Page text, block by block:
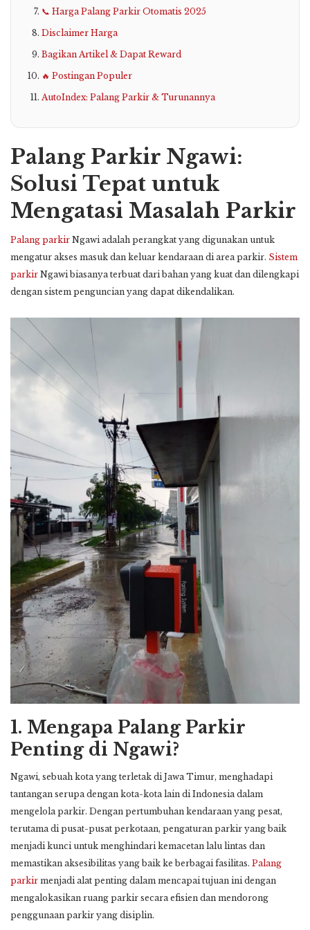
📞 Harga Palang Parkir Otomatis 2025
Disclaimer Harga
Bagikan Artikel & Dapat Reward
🔥 Postingan Populer
AutoIndex: Palang Parkir & Turunannya
Palang Parkir Ngawi:
Solusi Tepat untuk
Mengatasi Masalah Parkir
Palang parkir Ngawi adalah perangkat yang digunakan untuk
mengatur akses masuk dan keluar kendaraan di area parkir. Sistem
parkir Ngawi biasanya terbuat dari bahan yang kuat dan dilengkapi
dengan sistem penguncian yang dapat dikendalikan.
1. Mengapa Palang Parkir
Penting di Ngawi?
Ngawi, sebuah kota yang terletak di Jawa Timur, menghadapi
tantangan serupa dengan kota-kota lain di Indonesia dalam
mengelola parkir. Dengan pertumbuhan kendaraan yang pesat,
terutama di pusat-pusat perkotaan, pengaturan parkir yang baik
menjadi kunci untuk menghindari kemacetan lalu lintas dan
memastikan aksesibilitas yang baik ke berbagai fasilitas. Palang
parkir menjadi alat penting dalam mencapai tujuan ini dengan
mengalokasikan ruang parkir secara efisien dan mendorong
penggunaan parkir yang disiplin.